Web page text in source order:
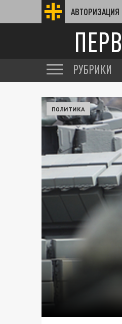
АВТОРИЗАЦИЯ
РУБРИКИ
ПОЛИТИКА